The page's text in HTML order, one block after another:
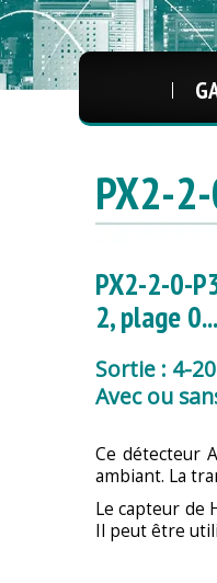
PX2-
PX2-2-0-
2, plage
Sortie : 4-
Avec ou
Ce détecteur
ambiant. La
Le capteur de
Il peut être